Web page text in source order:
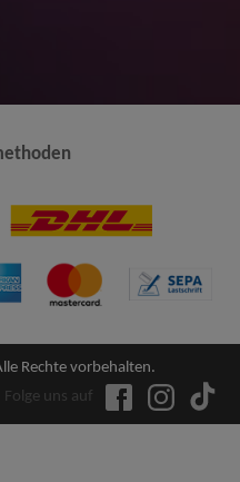
Rechte vorbehalten.
Folge uns auf